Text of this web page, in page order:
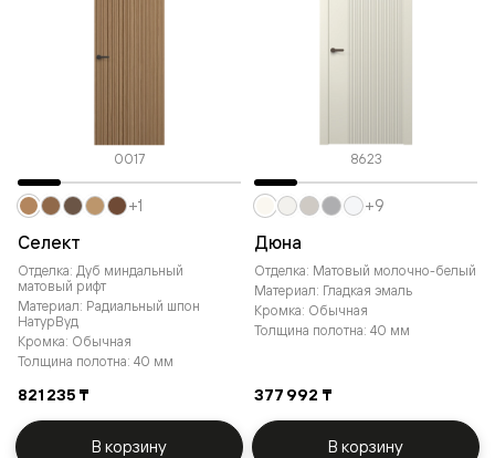
0017
Селект
Отделка: Дуб миндальный
матовый рифт
Материал: Радиальный шпон
НатурВуд
Кромка: Обычная
Толщина полотна: 40 мм
821 235 ₸
+1
В корзину
8623
Дюна
Отделка: Матовый молочно-белый
Материал: Гладкая эмаль
Кромка: Обычная
Толщина полотна: 40 мм
377 992 ₸
+9
В корзину